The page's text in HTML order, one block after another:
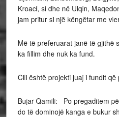
Kroaci, si dhe në Ulqin,
jam pritur si një këngëtar me
Më të preferuarat janë të gjithë
ka fillim dhe nuk ka fund.
Cili është projekti juaj i fundit
Bujar Qamili: Po pregaditem
do të dominojë kanga e bukur